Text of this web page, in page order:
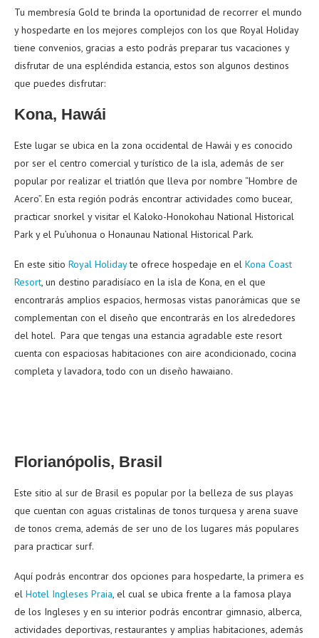
Tu membresía Gold te brinda la oportunidad de recorrer el mundo
y hospedarte en los mejores complejos con los que Royal Holiday
tiene convenios, gracias a esto podrás preparar tus vacaciones y
disfrutar de una espléndida estancia, estos son algunos destinos
que puedes disfrutar:
Kona, Hawái
Este lugar se ubica en la zona occidental de Hawái y es conocido
por ser el centro comercial y turístico de la isla, además de ser
popular por realizar el triatlón que lleva por nombre “Hombre de
Acero”. En esta región podrás encontrar actividades como bucear,
practicar snorkel y visitar el Kaloko-Honokohau National Historical
Park y el Pu’uhonua o Honaunau National Historical Park.
En este sitio Royal Holidayte ofrece hospedaje en el Kona Coast
Resort, un destino paradisíaco en la isla de Kona, en el que
encontrarás amplios espacios, hermosas vistas panorámicas que se
complementan con el diseño que encontrarás en los alrededores
del hotel. Para que tengas una estancia agradable este resort
cuenta con espaciosas habitaciones con aire acondicionado, cocina
completa y lavadora, todo con un diseño hawaiano.
Florianópolis, Brasil
Este sitio al sur de Brasil es popular por la belleza de sus playas
que cuentan con aguas cristalinas de tonos turquesa y arena suave
de tonos crema, además de ser uno de los lugares más populares
para practicar surf.
Aquí podrás encontrar dos opciones para hospedarte, la primera es
el Hotel Ingleses Praia, el cual se ubica frente a la famosa playa
de los Ingleses y en su interior podrás encontrar gimnasio, alberca,
actividades deportivas, restaurantes y amplias habitaciones, además